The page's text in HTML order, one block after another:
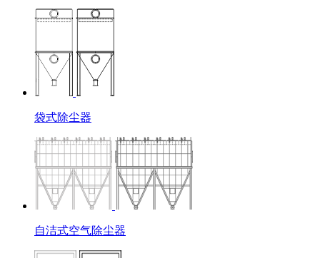
袋式除尘器
自洁式空气除尘器